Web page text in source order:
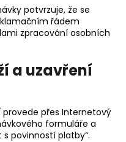
potvrzuje, že se
řádem
zpracování osobních
a uzavření
provede přes Internetový
formuláře a
povinností platby“.